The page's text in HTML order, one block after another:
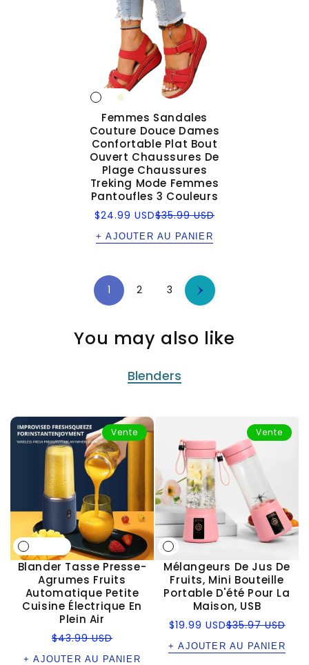
Femmes Sandales
Couture Douce Dames
Confortable Plat Bout
Ouvert Chaussures De
Plage Chaussures
Treking Mode Femmes
Pantoufles 3 Couleurs
Prix
$24.99 USD
Prix $35.99 USD
+ AJOUTER AU PANIER
1 2 3
You may also like
Blenders
Vente
Blander Tasse Presse-
Agrumes Fruits
Automatique Petite
Cuisine Électrique En
Plein Air
Prix
$43.99 USD
+ AJOUTER AU PANIER
Vente
Mélangeurs De Jus De
Fruits, Mini Bouteille
Portable D'été Pour La
Maison, USB
Prix
$19.99 USD
Prix $35.97 USD
+ AJOUTER AU PANIER